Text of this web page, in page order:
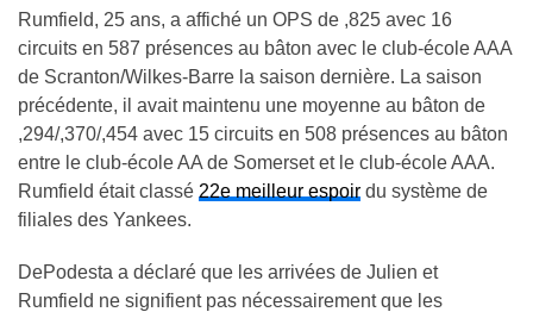
Rumfield, 25 ans, a affiché un OPS de ,825 avec 16
circuits en 587 présences au bâton avec le club-école AAA
de Scranton/Wilkes-Barre la saison dernière. La saison
précédente, il avait maintenu une moyenne au bâton de
,294/,370/,454 avec 15 circuits en 508 présences au bâton
entre le club-école AA de Somerset et le club-école AAA.
Rumfield était classé 22e meilleur espoir du système de
filiales des Yankees.
DePodesta a déclaré que les arrivées de Julien et
Rumfield ne signifient pas nécessairement que les